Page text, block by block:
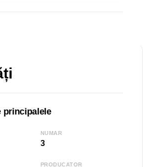
principalele
NUMAR
3
PRODUCATOR